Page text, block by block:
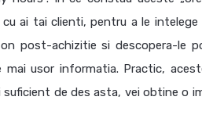
ai tai clienti, pentru a le
post-achizitie si descopera-le
usor informatia. Practic,
de des asta, vei obtine o